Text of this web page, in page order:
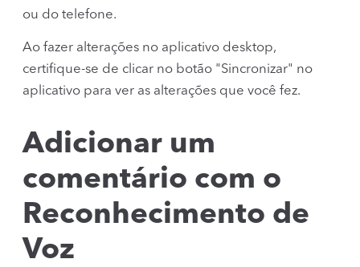
ou do telefone.
Ao fazer alterações no aplicativo desktop,
certifique-se de clicar no botão "Sincronizar" no
aplicativo para ver as alterações que você fez.
Adicionar um
comentário com o
Reconhecimento de
Voz